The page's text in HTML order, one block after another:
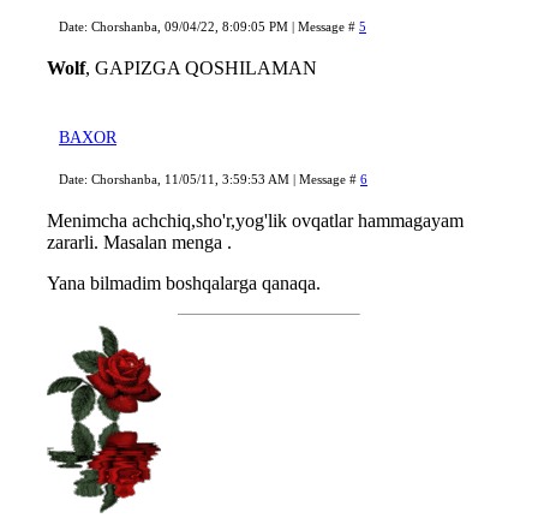
Date: Chorshanba, 09/04/22, 8:09:05 PM | Message # 5
Wolf, GAPIZGA QOSHILAMAN
BAXOR
Date: Chorshanba, 11/05/11, 3:59:53 AM | Message # 6
Menimcha achchiq,sho'r,yog'lik ovqatlar hammagayam
zararli. Masalan menga .
Yana bilmadim boshqalarga qanaqa.